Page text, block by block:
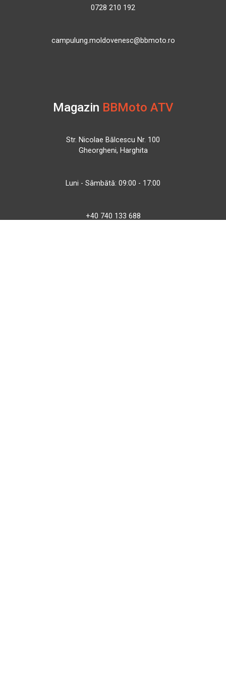
0728 210 192
campulung.moldovenesc@bbmoto.ro
Magazin BBMoto ATV
Str. Nicolae Bălcescu Nr. 100
Gheorgheni, Harghita
Luni - Sâmbătă: 09:00 - 17:00
+40 740 133 688